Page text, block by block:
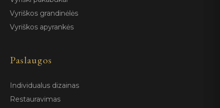
Vyriškos grandinėlės
Vyriškos apyrankės
Paslaugos
Individualus dizainas
Restauravimas